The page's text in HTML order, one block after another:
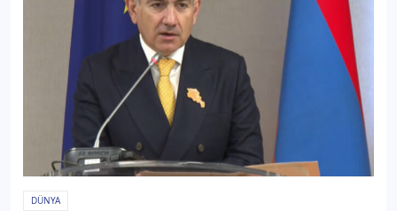
DÜNYA